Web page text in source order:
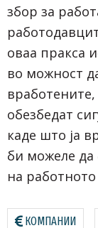
збор за
оваа пракса
во можност
обезбедат
каде што ја
би можеле да
на
КОМПАНИИ